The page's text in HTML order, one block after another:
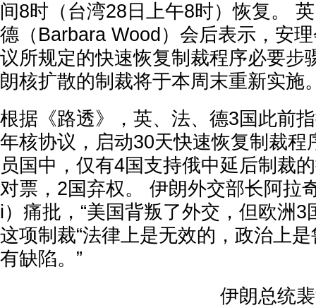
间8时（台湾28日上午8时）恢复。
德（Barbara Wood）会后表示，安
议所规定的快速恢复制裁程序必要步
朗核扩散的制裁将于本周末重新实施
根据《路透》，英、法、德3国此前
年核协议，启动30天快速恢复制裁程
员国中，仅有4国支持俄中延后制裁
对票，2国弃权。 伊朗外交部长阿拉
i）痛批，“美国背叛了外交，但欧洲3
这项制裁“法律上是无效的，政治上
有缺陷。”
伊朗总统